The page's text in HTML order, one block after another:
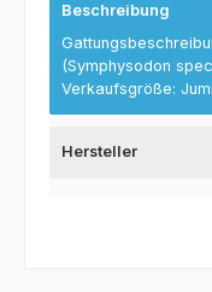
Beschreibung
(Symphysodon
Verkaufsgröße:
Hersteller